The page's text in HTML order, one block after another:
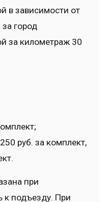
в зависимости от
город
за километраж 30
руб. за комплект,
при
к подъезду. При